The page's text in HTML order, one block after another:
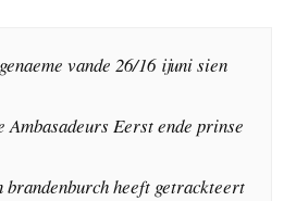
vande 26/16 ijuni sien
Ambasadeurs Eerst ende prinse
brandenburch heeft getrackteert